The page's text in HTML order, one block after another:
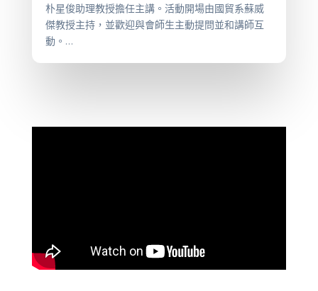
朴星俊助理教授擔任主講。活動開場由國貿系蘇威
傑教授主持，並歡迎與會師生主動提問並和講師互
動。...